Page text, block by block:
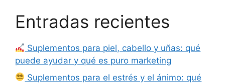
Entradas recientes
Suplementos para piel, cabello y uñas: qué
puede ayudar y qué es puro marketing
Suplementos para el estrés y el ánimo: qué